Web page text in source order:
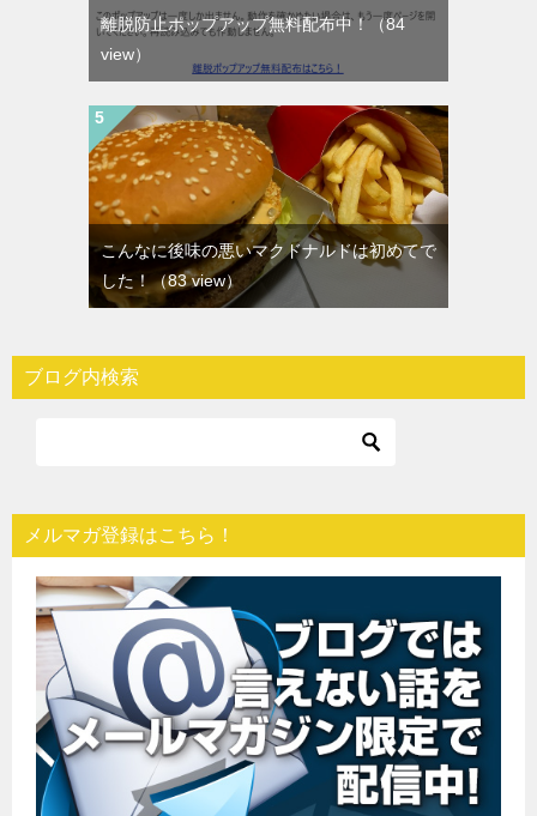
離脱防止ポップアップ無料配布中！（84
view）
こんなに後味の悪いマクドナルドは初めてで
した！（83 view）
ブログ内検索
メルマガ登録はこちら！